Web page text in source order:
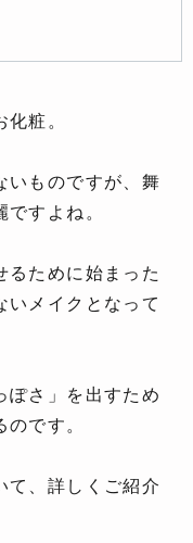
粧。
いものですが、舞
すよね。
るために始まった
いメイクとなって
ぽさ」を出すため
です。
て、詳しくご紹介